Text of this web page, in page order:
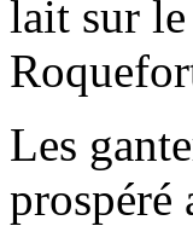
lait sur
Les
prospéré